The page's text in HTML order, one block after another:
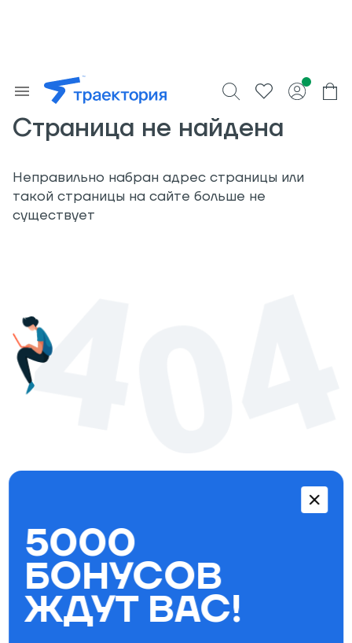
Страница не найдена
Неправильно набран адрес страницы или
такой страницы на сайте больше не
существует
Бестселлеры
5000
БОНУСОВ
ЖДУТ ВАС!